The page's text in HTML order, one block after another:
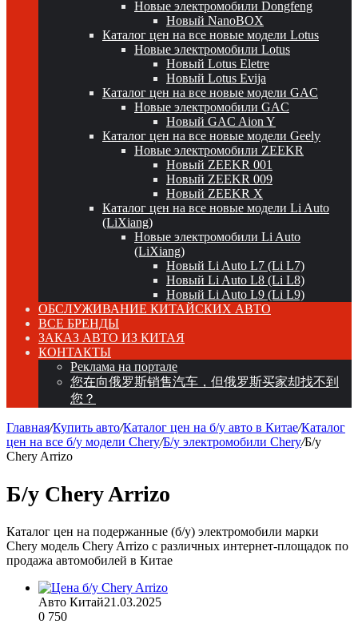
Новые электромобили Dongfeng
Новый NanoBOX
Каталог цен на все новые модели Lotus
Новые электромобили Lotus
Новый Lotus Eletre
Новый Lotus Evija
Каталог цен на все новые модели GAC
Новые электромобили GAC
Новый GAC Aion Y
Каталог цен на все новые модели Geely
Новые электромобили ZEEKR
Новый ZEEKR 001
Новый ZEEKR 009
Новый ZEEKR X
Каталог цен на все новые модели Li Auto
(LiXiang)
Новые электромобили Li Auto
(LiXiang)
Новый Li Auto L7 (Li L7)
Новый Li Auto L8 (Li L8)
Новый Li Auto L9 (Li L9)
ОБСЛУЖИВАНИЕ КИТАЙСКИХ АВТО
ВСЕ БРЕНДЫ
ЗАКАЗ АВТО ИЗ КИТАЯ
КОНТАКТЫ
Реклама на портале
您在向俄罗斯销售汽车，但俄罗斯买家却找不到
您？
Главная/Купить авто/Каталог цен на б/у авто в Китае/Каталог
цен на все б/у модели Chery/Б/у электромобили Chery/Б/у
Chery Arrizo
Б/у Chery Arrizo
Каталог цен на подержанные (б/у) электромобили марки
Chery модель Chery Arrizo с различных интернет-площадок по
продажа автомобилей в Китае
Авто Китай21.03.2025
0 750